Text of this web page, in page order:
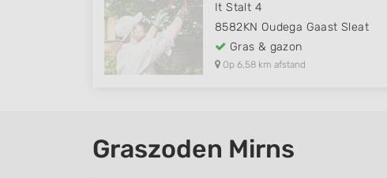
It Stalt 4
8582KN Oudega Gaast Sleat
Gras & gazon
Op 6,58 km afstand
Graszoden Mirns